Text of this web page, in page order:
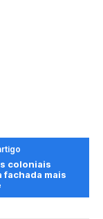
coloniais
fachada mais